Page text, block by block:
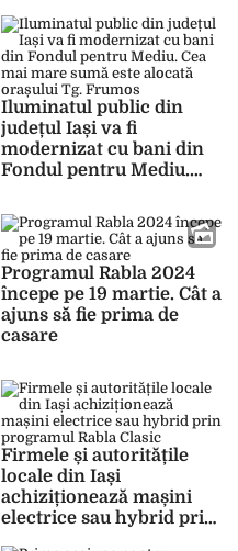
Iluminatul public din
județul Iași va fi
modernizat cu bani din
Fondul pentru Mediu.
alocată orașului Tg.
Frumos
Programul Rabla 2024
începe pe 19 martie. Cât a
ajuns să fie prima de
casare
Firmele și autoritățile
locale din Iași
achiziționează mașini
electrice sau hybrid prin